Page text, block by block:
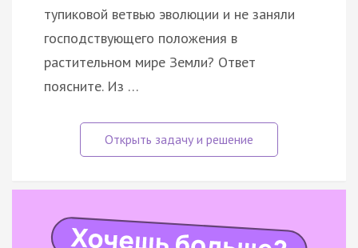
тупиковой ветвью эволюции и не заняли
господствующего положения в
растительном мире Земли? Ответ
поясните. Из …